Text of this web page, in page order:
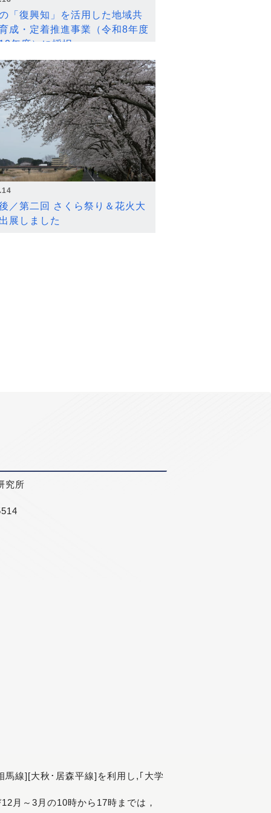
「復興知」を活用した地域共
成・定着推進事業（令和8年度
年度）に採択
／第二回 さくら祭り＆花火大
展しました
究所
線][大秋･居森平線]を利用し,｢大学
月～3月の10時から17時までは，